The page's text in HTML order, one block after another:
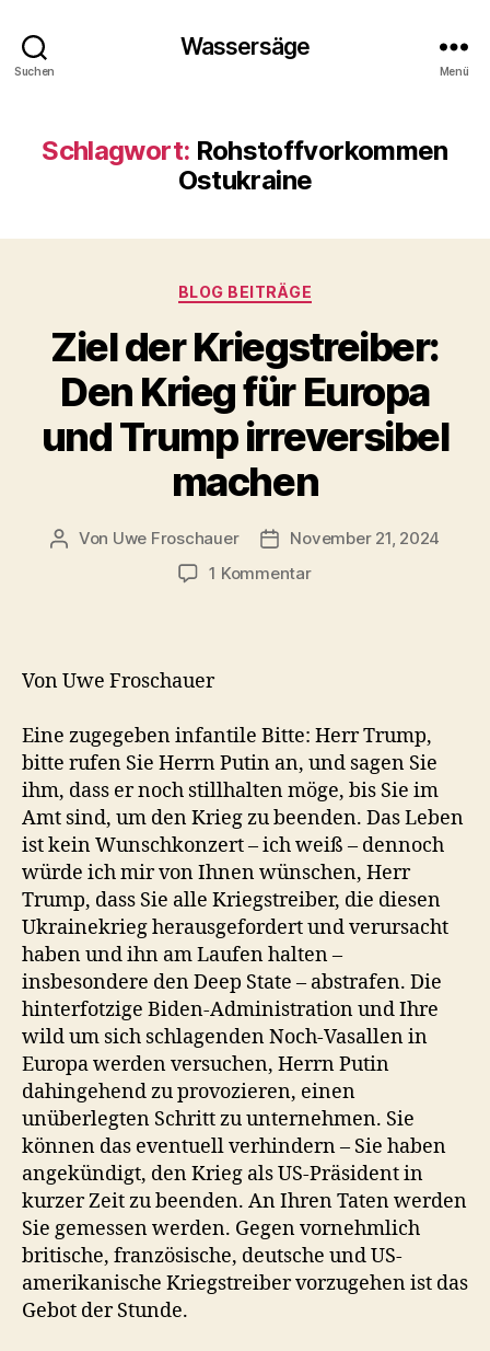
Suchen
Wassersäge
Menü
Schlagwort: Rohstoffvorkommen
Ostukraine
Kategorien
BLOG BEITRÄGE
Ziel der Kriegstreiber:
Den Krieg für Europa
und Trump irreversibel
machen
Beitragsautor
Von Uwe Froschauer Beitragsdatum
November 21, 2024
1 Kommentarzu
Europa
und
Trump
irreversibel
machen
Von Uwe Froschauer
Eine zugegeben infantile Bitte: Herr Trump,
bitte rufen Sie Herrn Putin an, und sagen Sie
ihm, dass er noch stillhalten möge, bis Sie im
Amt sind, um den Krieg zu beenden. Das Leben
ist kein Wunschkonzert – ich weiß – dennoch
würde ich mir von Ihnen wünschen, Herr
Trump, dass Sie alle Kriegstreiber, die diesen
Ukrainekrieg herausgefordert und verursacht
haben und ihn am Laufen halten –
insbesondere den Deep State – abstrafen. Die
hinterfotzige Biden-Administration und Ihre
wild um sich schlagenden Noch-Vasallen in
Europa werden versuchen, Herrn Putin
dahingehend zu provozieren, einen
unüberlegten Schritt zu unternehmen. Sie
können das eventuell verhindern – Sie haben
angekündigt, den Krieg als US-Präsident in
kurzer Zeit zu beenden. An Ihren Taten werden
Sie gemessen werden. Gegen vornehmlich
britische, französische, deutsche und US-
amerikanische Kriegstreiber vorzugehen ist das
Gebot der Stunde.